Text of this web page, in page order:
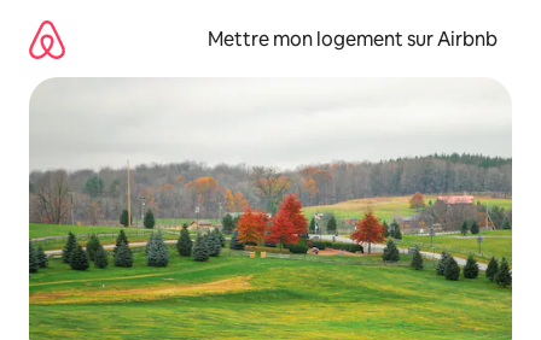
directement
contenu
Mettre mon logement sur Airbnb